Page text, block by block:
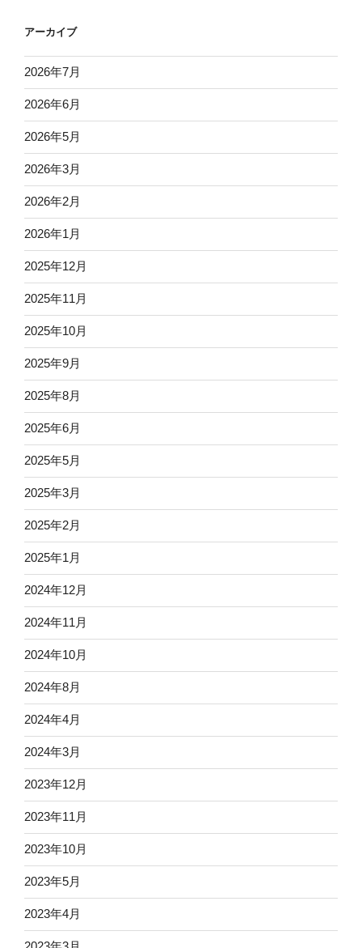
アーカイブ
2026年7月
2026年6月
2026年5月
2026年3月
2026年2月
2026年1月
2025年12月
2025年11月
2025年10月
2025年9月
2025年8月
2025年6月
2025年5月
2025年3月
2025年2月
2025年1月
2024年12月
2024年11月
2024年10月
2024年8月
2024年4月
2024年3月
2023年12月
2023年11月
2023年10月
2023年5月
2023年4月